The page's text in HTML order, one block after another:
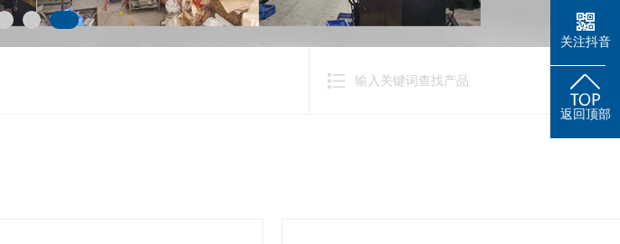
关注抖音
返回顶部